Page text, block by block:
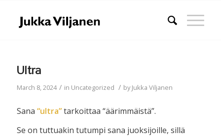
Ultra
March 8, 2024 / in Uncategorized / byJukka Viljanen
Sana “ultra”tarkoittaa “äärimmäistä”.
Se on tuttuakin tutumpi sana juoksijoille, sillä